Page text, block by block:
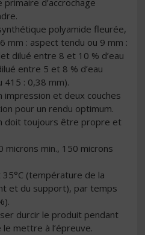
d’accrochage
polyamide fleurée,
mm : aspect tendu ou 9 mm :
dilué entre 8 et 10 % d’eau
entre 5 et 8 % d’eau
415 : 0,38 mm).
impression et deux couches
pour un rendu optimum.
doit toujours être propre et
microns min., 150 microns
(température de la
et du support), par temps
durcir le produit pendant
mettre à l’épreuve.